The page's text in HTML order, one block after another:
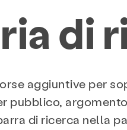
di
aggiuntive per
pubblico,
di ricerca nella